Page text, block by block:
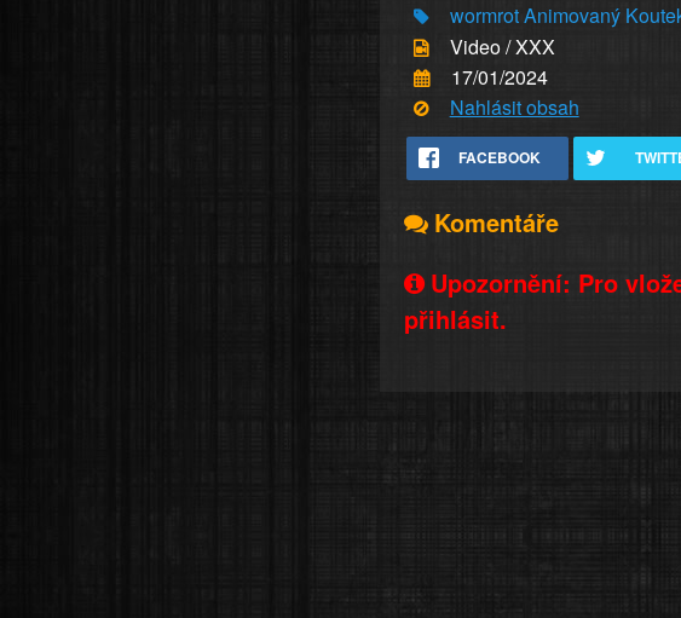
wormrotAnimovaný
Video / XXX
17/01/2024
Nahlásit obsah
FACEBOOK
Komentáře
Upozornění: Pro
přihlásit.